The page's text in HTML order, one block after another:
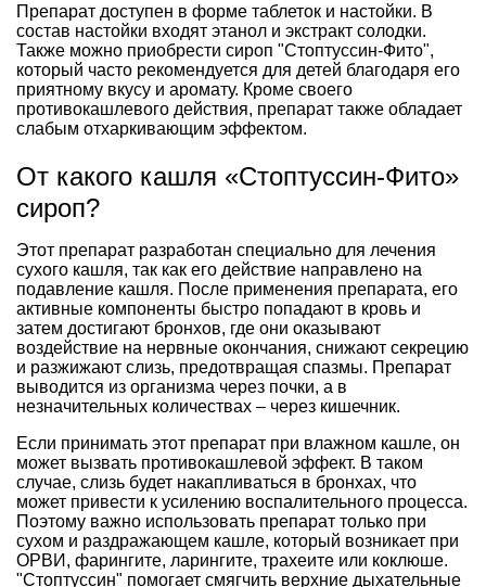
Препарат доступен в форме таблеток и настойки. В
состав настойки входят этанол и экстракт солодки.
Также можно приобрести сироп "Стоптуссин-Фито",
который часто рекомендуется для детей благодаря его
приятному вкусу и аромату. Кроме своего
противокашлевого действия, препарат также обладает
слабым отхаркивающим эффектом.
От какого кашля «Стоптуссин-Фито»
сироп?
Этот препарат разработан специально для лечения
сухого кашля, так как его действие направлено на
подавление кашля. После применения препарата, его
активные компоненты быстро попадают в кровь и
затем достигают бронхов, где они оказывают
воздействие на нервные окончания, снижают секрецию
и разжижают слизь, предотвращая спазмы. Препарат
выводится из организма через почки, а в
незначительных количествах – через кишечник.
Если принимать этот препарат при влажном кашле, он
может вызвать противокашлевой эффект. В таком
случае, слизь будет накапливаться в бронхах, что
может привести к усилению воспалительного процесса.
Поэтому важно использовать препарат только при
сухом и раздражающем кашле, который возникает при
ОРВИ, фарингите, ларингите, трахеите или коклюше.
"Стоптуссин" помогает смягчить верхние дыхательные